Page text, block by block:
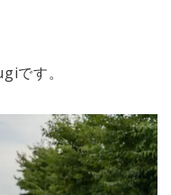
です。